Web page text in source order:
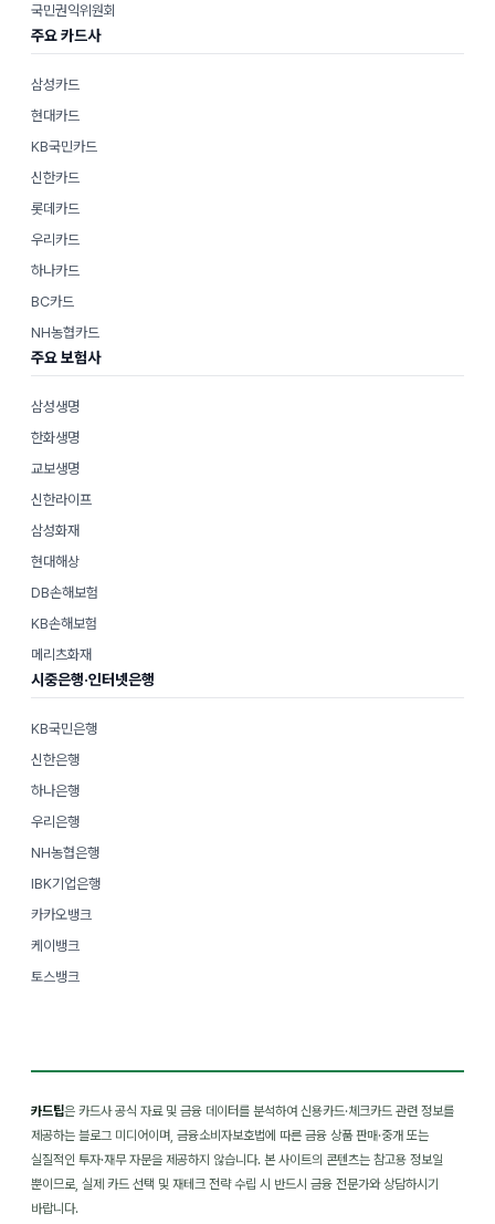
국민권익위원회
주요 카드사
삼성카드
현대카드
KB국민카드
신한카드
롯데카드
우리카드
하나카드
BC카드
NH농협카드
주요 보험사
삼성생명
한화생명
교보생명
신한라이프
삼성화재
현대해상
DB손해보험
KB손해보험
메리츠화재
시중은행·인터넷은행
KB국민은행
신한은행
하나은행
우리은행
NH농협은행
IBK기업은행
카카오뱅크
케이뱅크
토스뱅크
카드팁은 카드사 공식 자료 및 금융 데이터를 분석하여 신용카드·체크카드 관련 정보를
제공하는 블로그 미디어이며, 금융소비자보호법에 따른 금융 상품 판매·중개 또는
실질적인 투자·재무 자문을 제공하지 않습니다. 본 사이트의 콘텐츠는 참고용 정보일
뿐이므로, 실제 카드 선택 및 재테크 전략 수립 시 반드시 금융 전문가와 상담하시기
바랍니다.